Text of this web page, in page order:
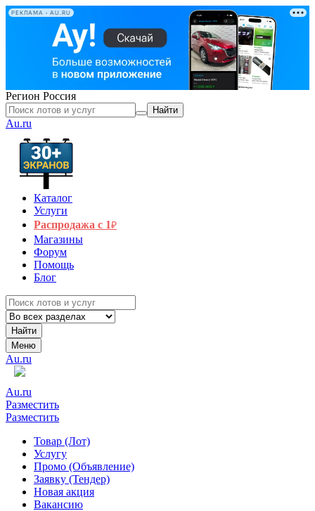
РЕКЛАМА • AU.RU
Регион Россия
Найти
Au.ru
Каталог
Услуги
Распродажа с 1₽
Магазины
Форум
Помощь
Блог
Найти
Меню
Au.ru
Au.ru
Разместить
Разместить
Товар (Лот)
Услугу
Промо (Объявление)
Заявку (Тендер)
Новая акция
Вакансию